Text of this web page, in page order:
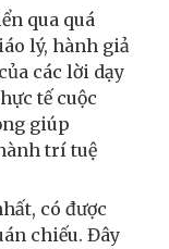
qua quá
lý, hành giả
các lời dạy
tế cuộc
giúp
trí tuệ
có được
chiếu. Đây